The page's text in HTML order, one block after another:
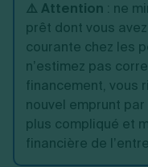
⚠️ Attention : ne
prêt dont vous
courante chez les
n’estimez pas
financement, vous
nouvel emprunt
plus compliqué et
financière de